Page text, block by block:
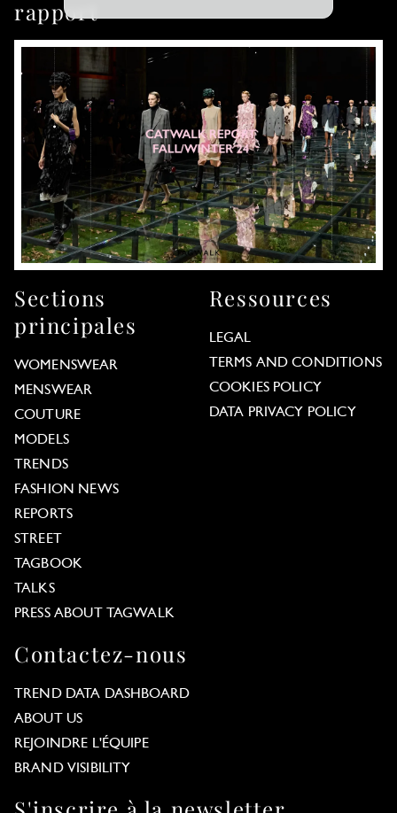
rapport
Sections
principales
WOMENSWEAR
MENSWEAR
COUTURE
MODELS
TRENDS
FASHION NEWS
REPORTS
STREET
TAGBOOK
TALKS
PRESS ABOUT TAGWALK
Ressources
LEGAL
TERMS AND CONDITIONS
COOKIES POLICY
DATA PRIVACY POLICY
Contactez-nous
TREND DATA DASHBOARD
ABOUT US
REJOINDRE L'ÉQUIPE
BRAND VISIBILITY